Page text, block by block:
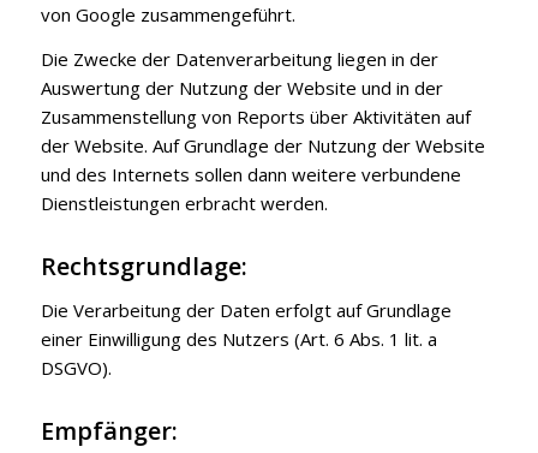
von Google zusammengeführt.
Die Zwecke der Datenverarbeitung liegen in der
Auswertung der Nutzung der Website und in der
Zusammenstellung von Reports über Aktivitäten auf
der Website. Auf Grundlage der Nutzung der Website
und des Internets sollen dann weitere verbundene
Dienstleistungen erbracht werden.
Rechtsgrundlage:
Die Verarbeitung der Daten erfolgt auf Grundlage
einer Einwilligung des Nutzers (Art. 6 Abs. 1 lit. a
DSGVO).
Empfänger: